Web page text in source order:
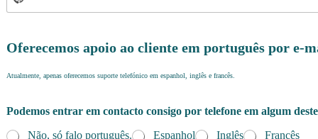
Oferecemos apoio ao cliente em português por e-
Atualmente, apenas oferecemos suporte telefónico em espanhol, inglês e francês.
Podemos entrar em contacto consigo por telefone em algum
Não, só falo português.
Espanhol Inglês Francês